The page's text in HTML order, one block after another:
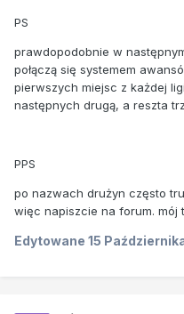
PS
prawdopodobnie w
połączą się systemem
pierwszych miejsc z każdej
następnych drugą, a reszta
PPS
po nazwach drużyn często
więc napiszcie na forum. mój
Edytowane 15